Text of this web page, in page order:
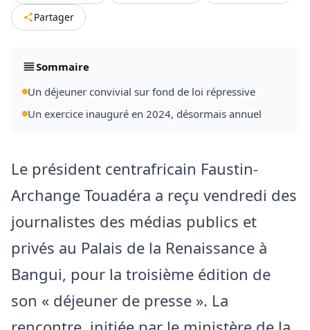
Partager
Sommaire
Un déjeuner convivial sur fond de loi répressive
Un exercice inauguré en 2024, désormais annuel
Le président centrafricain Faustin-
Archange Touadéra a reçu vendredi des
journalistes des médias publics et
privés au Palais de la Renaissance à
Bangui, pour la troisième édition de
son « déjeuner de presse ». La